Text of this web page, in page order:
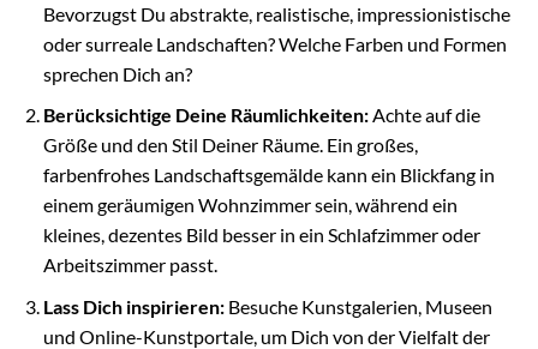
Bevorzugst Du abstrakte, realistische, impressionistische
oder surreale Landschaften? Welche Farben und Formen
sprechen Dich an?
Berücksichtige Deine Räumlichkeiten:Achte auf die
Größe und den Stil Deiner Räume. Ein großes,
farbenfrohes Landschaftsgemälde kann ein Blickfang in
einem geräumigen Wohnzimmer sein, während ein
kleines, dezentes Bild besser in ein Schlafzimmer oder
Arbeitszimmer passt.
Lass Dich inspirieren:Besuche Kunstgalerien, Museen
und Online-Kunstportale, um Dich von der Vielfalt der